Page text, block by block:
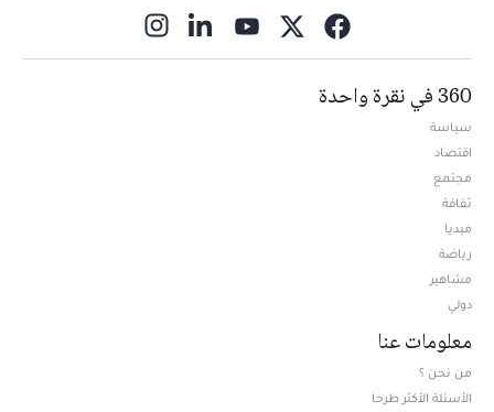
360 في نقرة واحدة
سياسة
اقتصاد
مجتمع
ثقافة
ميديا
رياضة
مشاهير
دولي
معلومات عنا
من نحن ؟
الأسئلة الأكثر طرحا